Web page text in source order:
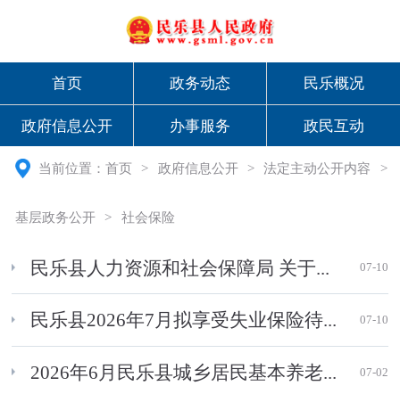
首页 政务动态 民乐概况
政府信息公开 办事服务 政民互动
当前位置：首页 > 政府信息公开 > 法定主动公开内容 >
基层政务公开 > 社会保险
民乐县人力资源和社会保障局 关于... 07-10
民乐县2026年7月拟享受失业保险待... 07-10
2026年6月民乐县城乡居民基本养老... 07-02